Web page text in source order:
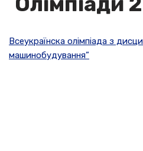
Всеукраїнска олімпіада з
машинобудування”